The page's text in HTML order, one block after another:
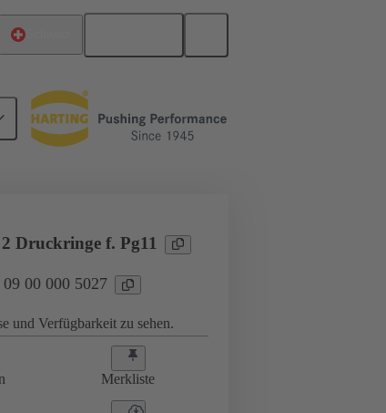
09 00 000 5027
Druckringe f. Pg11
00 000 5027
und Verfügbarkeit zu sehen.
Merkliste